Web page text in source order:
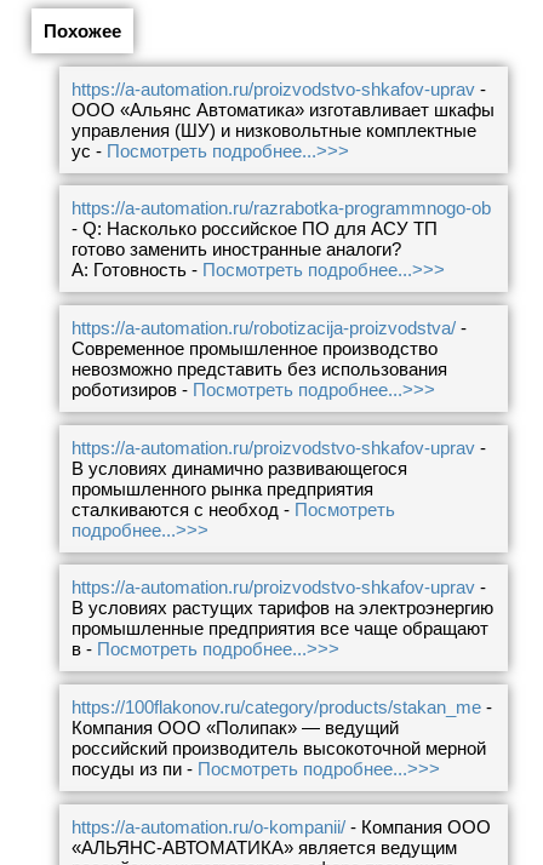
Похожее
https://a-automation.ru/proizvodstvo-shkafov-uprav -
ООО «Альянс Автоматика» изготавливает шкафы
управления (ШУ) и низковольтные комплектные
ус - Посмотреть подробнее...>>>
https://a-automation.ru/razrabotka-programmnogo-ob
- Q: Насколько российское ПО для АСУ ТП
готово заменить иностранные аналоги?
A: Готовность - Посмотреть подробнее...>>>
https://a-automation.ru/robotizacija-proizvodstva/ -
Современное промышленное производство
невозможно представить без использования
роботизиров - Посмотреть подробнее...>>>
https://a-automation.ru/proizvodstvo-shkafov-uprav -
В условиях динамично развивающегося
промышленного рынка предприятия
сталкиваются с необход - Посмотреть
подробнее...>>>
https://a-automation.ru/proizvodstvo-shkafov-uprav -
В условиях растущих тарифов на электроэнергию
промышленные предприятия все чаще обращают
в - Посмотреть подробнее...>>>
https://100flakonov.ru/category/products/stakan_me -
Компания ООО «Полипак» — ведущий
российский производитель высокоточной мерной
посуды из пи - Посмотреть подробнее...>>>
https://a-automation.ru/o-kompanii/ - Компания ООО
«АЛЬЯНС-АВТОМАТИКА» является ведущим